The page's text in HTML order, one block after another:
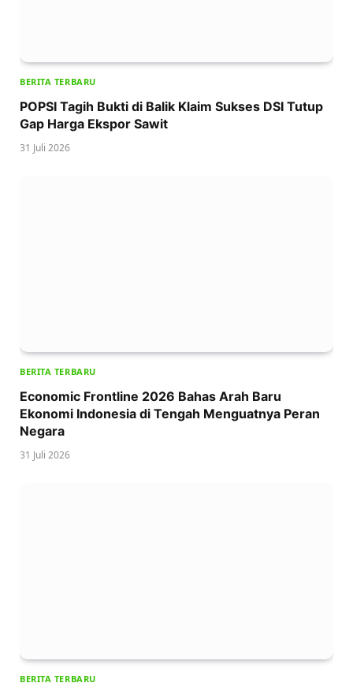
BERITA TERBARU
POPSI Tagih Bukti di Balik Klaim Sukses DSI Tutup
Gap Harga Ekspor Sawit
31 Juli 2026
BERITA TERBARU
Economic Frontline 2026 Bahas Arah Baru
Ekonomi Indonesia di Tengah Menguatnya Peran
Negara
31 Juli 2026
BERITA TERBARU